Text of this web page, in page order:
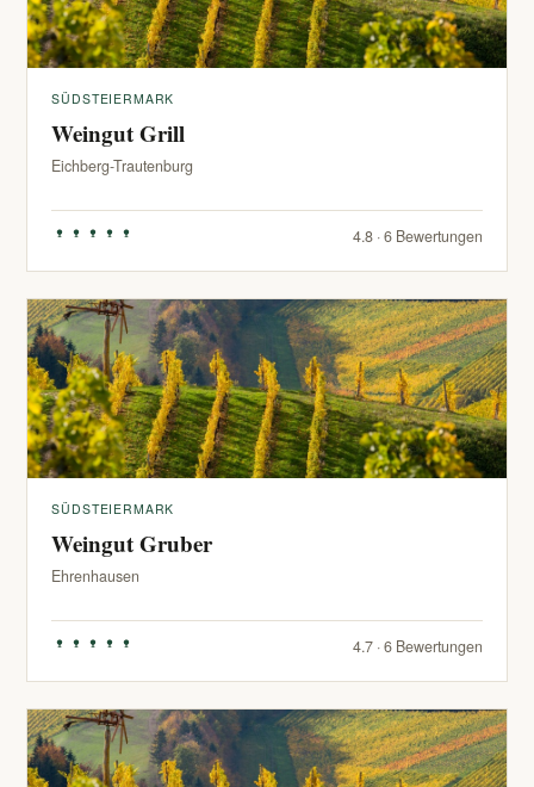
SÜDSTEIERMARK
Weingut Grill
Eichberg-Trautenburg
4.8 · 6 Bewertungen
SÜDSTEIERMARK
Weingut Gruber
Ehrenhausen
4.7 · 6 Bewertungen